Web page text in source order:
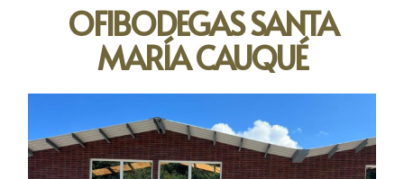
OFIBODEGAS SANTA
MARÍA CAUQUÉ